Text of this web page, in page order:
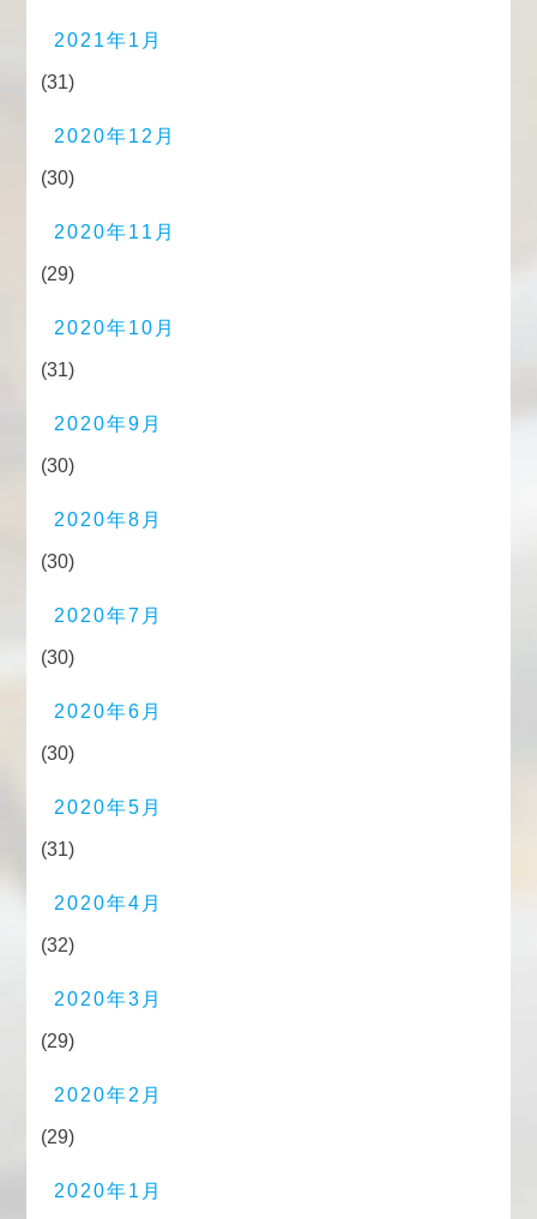
2021年1月
(31)
2020年12月
(30)
2020年11月
(29)
2020年10月
(31)
2020年9月
(30)
2020年8月
(30)
2020年7月
(30)
2020年6月
(30)
2020年5月
(31)
2020年4月
(32)
2020年3月
(29)
2020年2月
(29)
2020年1月